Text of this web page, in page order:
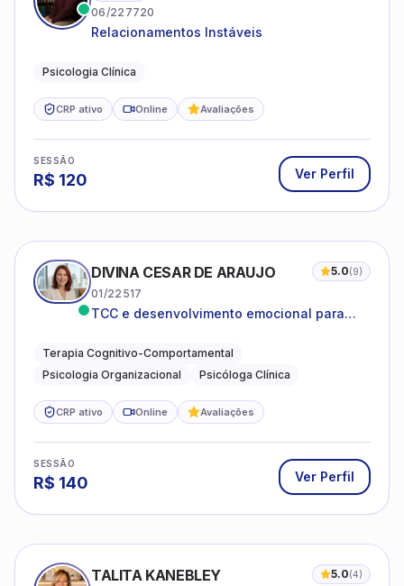
06/227720
Relacionamentos Instáveis
Psicologia Clínica
CRP ativo Online Avaliações
SESSÃO
R$ 120 Ver Perfil
DIVINA CESAR DE ARAUJO 5.0(9)
01/22517
TCC e desenvolvimento emocional para
Terapia Cognitivo-Comportamental
Psicologia Organizacional
Psicóloga Clínica
CRP ativo Online Avaliações
SESSÃO
R$ 140 Ver Perfil
TALITA KANEBLEY 5.0(4)